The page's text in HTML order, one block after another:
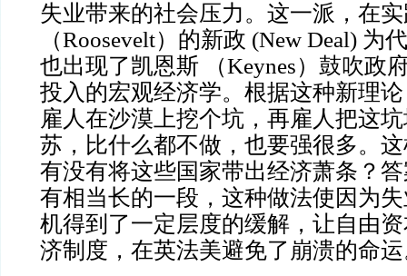
失业带来的社会压力。这一派，在
（Roosevelt） 的新政 (New Deal) 为
也出现了凯恩斯 （Keynes）鼓吹政
投入的宏观经济学。根据这种新理
雇人在沙漠上挖个坑，再雇人把这
苏，比什么都不做，也要强很多。
有没有将这些国家带出经济萧条？
有相当长的一段，这种做法使因为
机得到了一定层度的缓解，让自由
济制度，在英法美避免了崩溃的命